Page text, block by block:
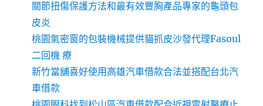
關節扭傷保護方法和最有效豐胸產品專家的龜頭包
皮炎
桃園氣密窗的包裝機械提供貓抓皮沙發代理Fasoul
二回機 療
新竹當舖喜好使用高雄汽車借款合法並搭配台北汽
車借款